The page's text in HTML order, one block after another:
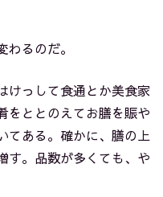
わるのだ。
けっして食通とか美食家
をととのえてお膳を賑や
てある。確かに、膳の上
す。品数が多くても、や